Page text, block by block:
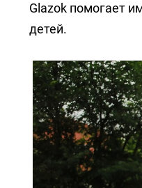
Glazok помогает
детей.